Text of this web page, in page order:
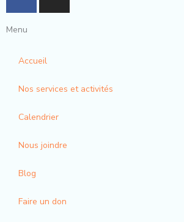
c
e
o
o
k
-
f
s
r
a
m
Menu
Accueil
Nos services et activités
Calendrier
Nous joindre
Blog
Faire un don